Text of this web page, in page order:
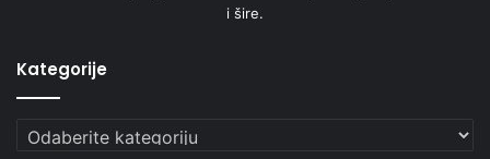
i šire.
Kategorije
Kategorije